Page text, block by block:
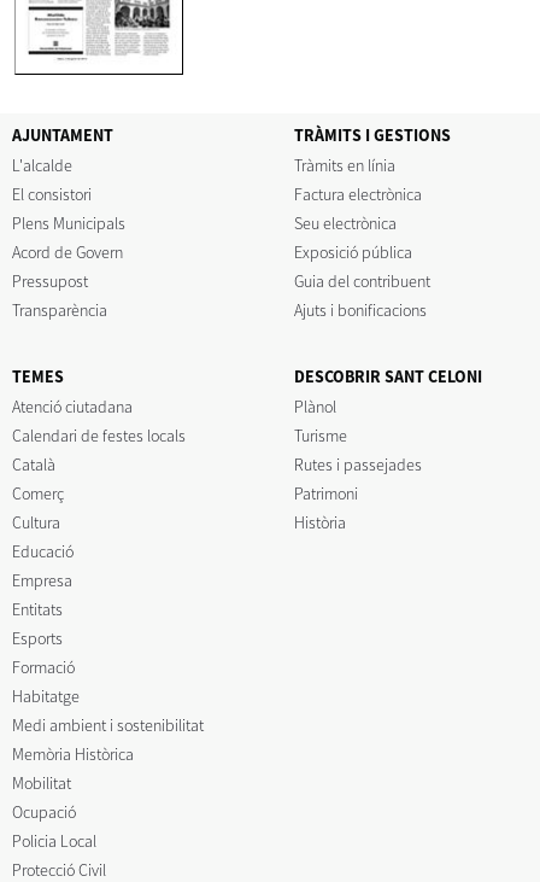
AJUNTAMENT
L'alcalde
El consistori
Plens Municipals
Acord de Govern
Pressupost
Transparència
TRÀMITS I GESTIONS
Tràmits en línia
Factura electrònica
Seu electrònica
Exposició pública
Guia del contribuent
Ajuts i bonificacions
TEMES
Atenció ciutadana
Calendari de festes locals
Català
Comerç
Cultura
Educació
Empresa
Entitats
Esports
Formació
Habitatge
Medi ambient i sostenibilitat
Memòria Històrica
Mobilitat
Ocupació
Policia Local
Protecció Civil
DESCOBRIR SANT CELONI
Plànol
Turisme
Rutes i passejades
Patrimoni
Història